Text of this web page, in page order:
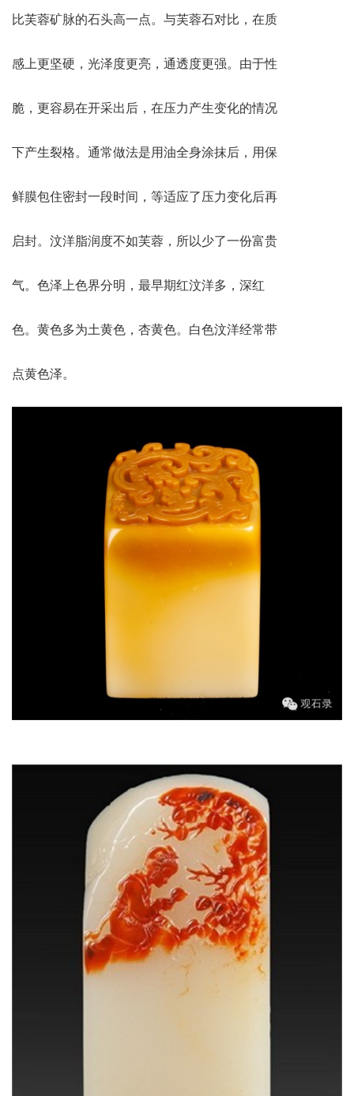
比芙蓉矿脉的石头高一点。与芙蓉石对比，在质
感上更坚硬，光泽度更亮，通透度更强。由于性
脆，更容易在开采出后，在压力产生变化的情况
下产生裂格。通常做法是用油全身涂抹后，用保
鲜膜包住密封一段时间，等适应了压力变化后再
启封。汶洋脂润度不如芙蓉，所以少了一份富贵
气。色泽上色界分明，最早期红汶洋多，深红
色。黄色多为土黄色，杏黄色。白色汶洋经常带
点黄色泽。